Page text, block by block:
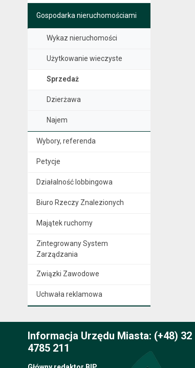
Gospodarka nieruchomościami
Wykaz nieruchomości
Użytkowanie wieczyste
Sprzedaż
Dzierżawa
Najem
Wybory, referenda
Petycje
Działalność lobbingowa
Biuro Rzeczy Znalezionych
Majątek ruchomy
Zintegrowany System
Zarządzania
Związki Zawodowe
Uchwała reklamowa
Informacja Urzędu Miasta: (+48) 32
4785 211